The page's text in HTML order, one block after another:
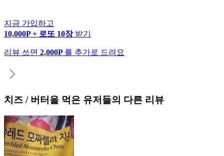
지금 가입하고
10,000P + 로또 10장 받기
리뷰 쓰면 2,000P 를 추가로 드려요
치즈 / 버터 을 먹은 유저들의 다른 리뷰